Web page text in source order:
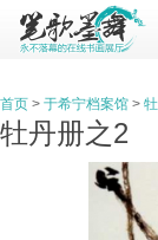
首页 > 于希宁档案馆 >
牡丹册之2